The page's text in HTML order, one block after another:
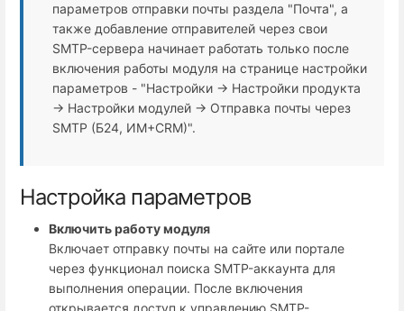
параметров отправки почты раздела "Почта", а
также добавление отправителей через свои
SMTP-сервера начинает работать только после
включения работы модуля на странице настройки
параметров - "Настройки → Настройки продукта
→ Настройки модулей → Отправка почты через
SMTP (Б24, ИМ+СRM)".
Настройка параметров
Включить работу модуля
Включает отправку почты на сайте или портале
через функционал поиска SMTP-аккаунта для
выполнения операции. После включения
открывается доступ к управлению SMTP-